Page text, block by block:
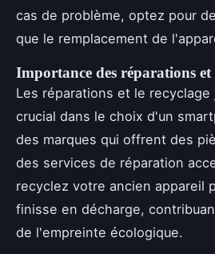
cas de problème, optez pour
que le remplacement de
Importance des réparations et
Les réparations et le recyclage
crucial dans le choix d'un
des marques qui offrent des
des services de réparation
recyclez votre ancien appareil
finisse en décharge,
de l'empreinte écologique.